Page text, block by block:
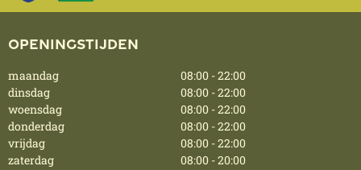
Openingstijden
maandag
dinsdag
woensdag
donderdag
vrijdag
zaterdag
08:00 - 22:00
08:00 - 22:00
08:00 - 22:00
08:00 - 22:00
08:00 - 22:00
08:00 - 20:00